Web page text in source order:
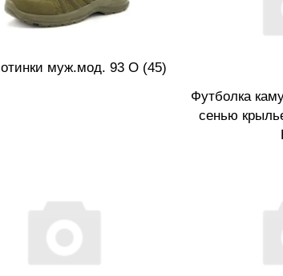
муж.мод. 93 О (45)
Футболка
сенью